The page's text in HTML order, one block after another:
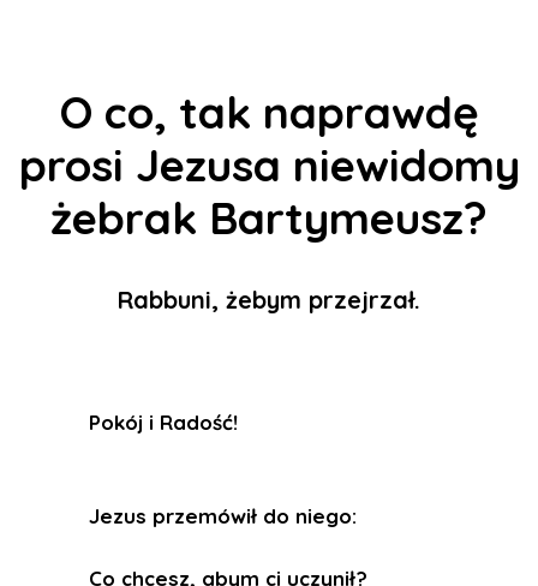
O co, tak naprawdę
prosi Jezusa niewidomy
żebrak Bartymeusz?
Rabbuni, żebym przejrzał.
Pokój i Radość!
Jezus przemówił do niego:
Co chcesz, abym ci uczynił?